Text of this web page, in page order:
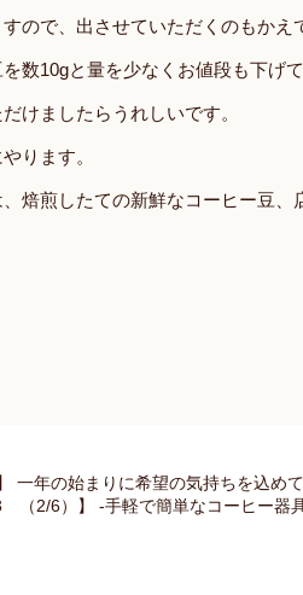
ので、出させていただくのもかえ
数10gと量を少なくお値段も下げ
けましたらうれしいです。
ります。
焙煎したての新鮮なコーヒー豆、
一年の始まりに希望の気持ちを込めて
（2/6）】 -手軽で簡単なコーヒー